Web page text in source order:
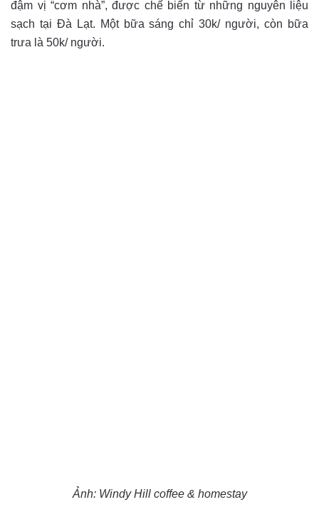
đậm vị “cơm nhà”, được chế biến từ những nguyên liệu
sạch tại Đà Lạt. Một bữa sáng chỉ 30k/ người, còn bữa
trưa là 50k/ người.
Ảnh: Windy Hill coffee & homestay